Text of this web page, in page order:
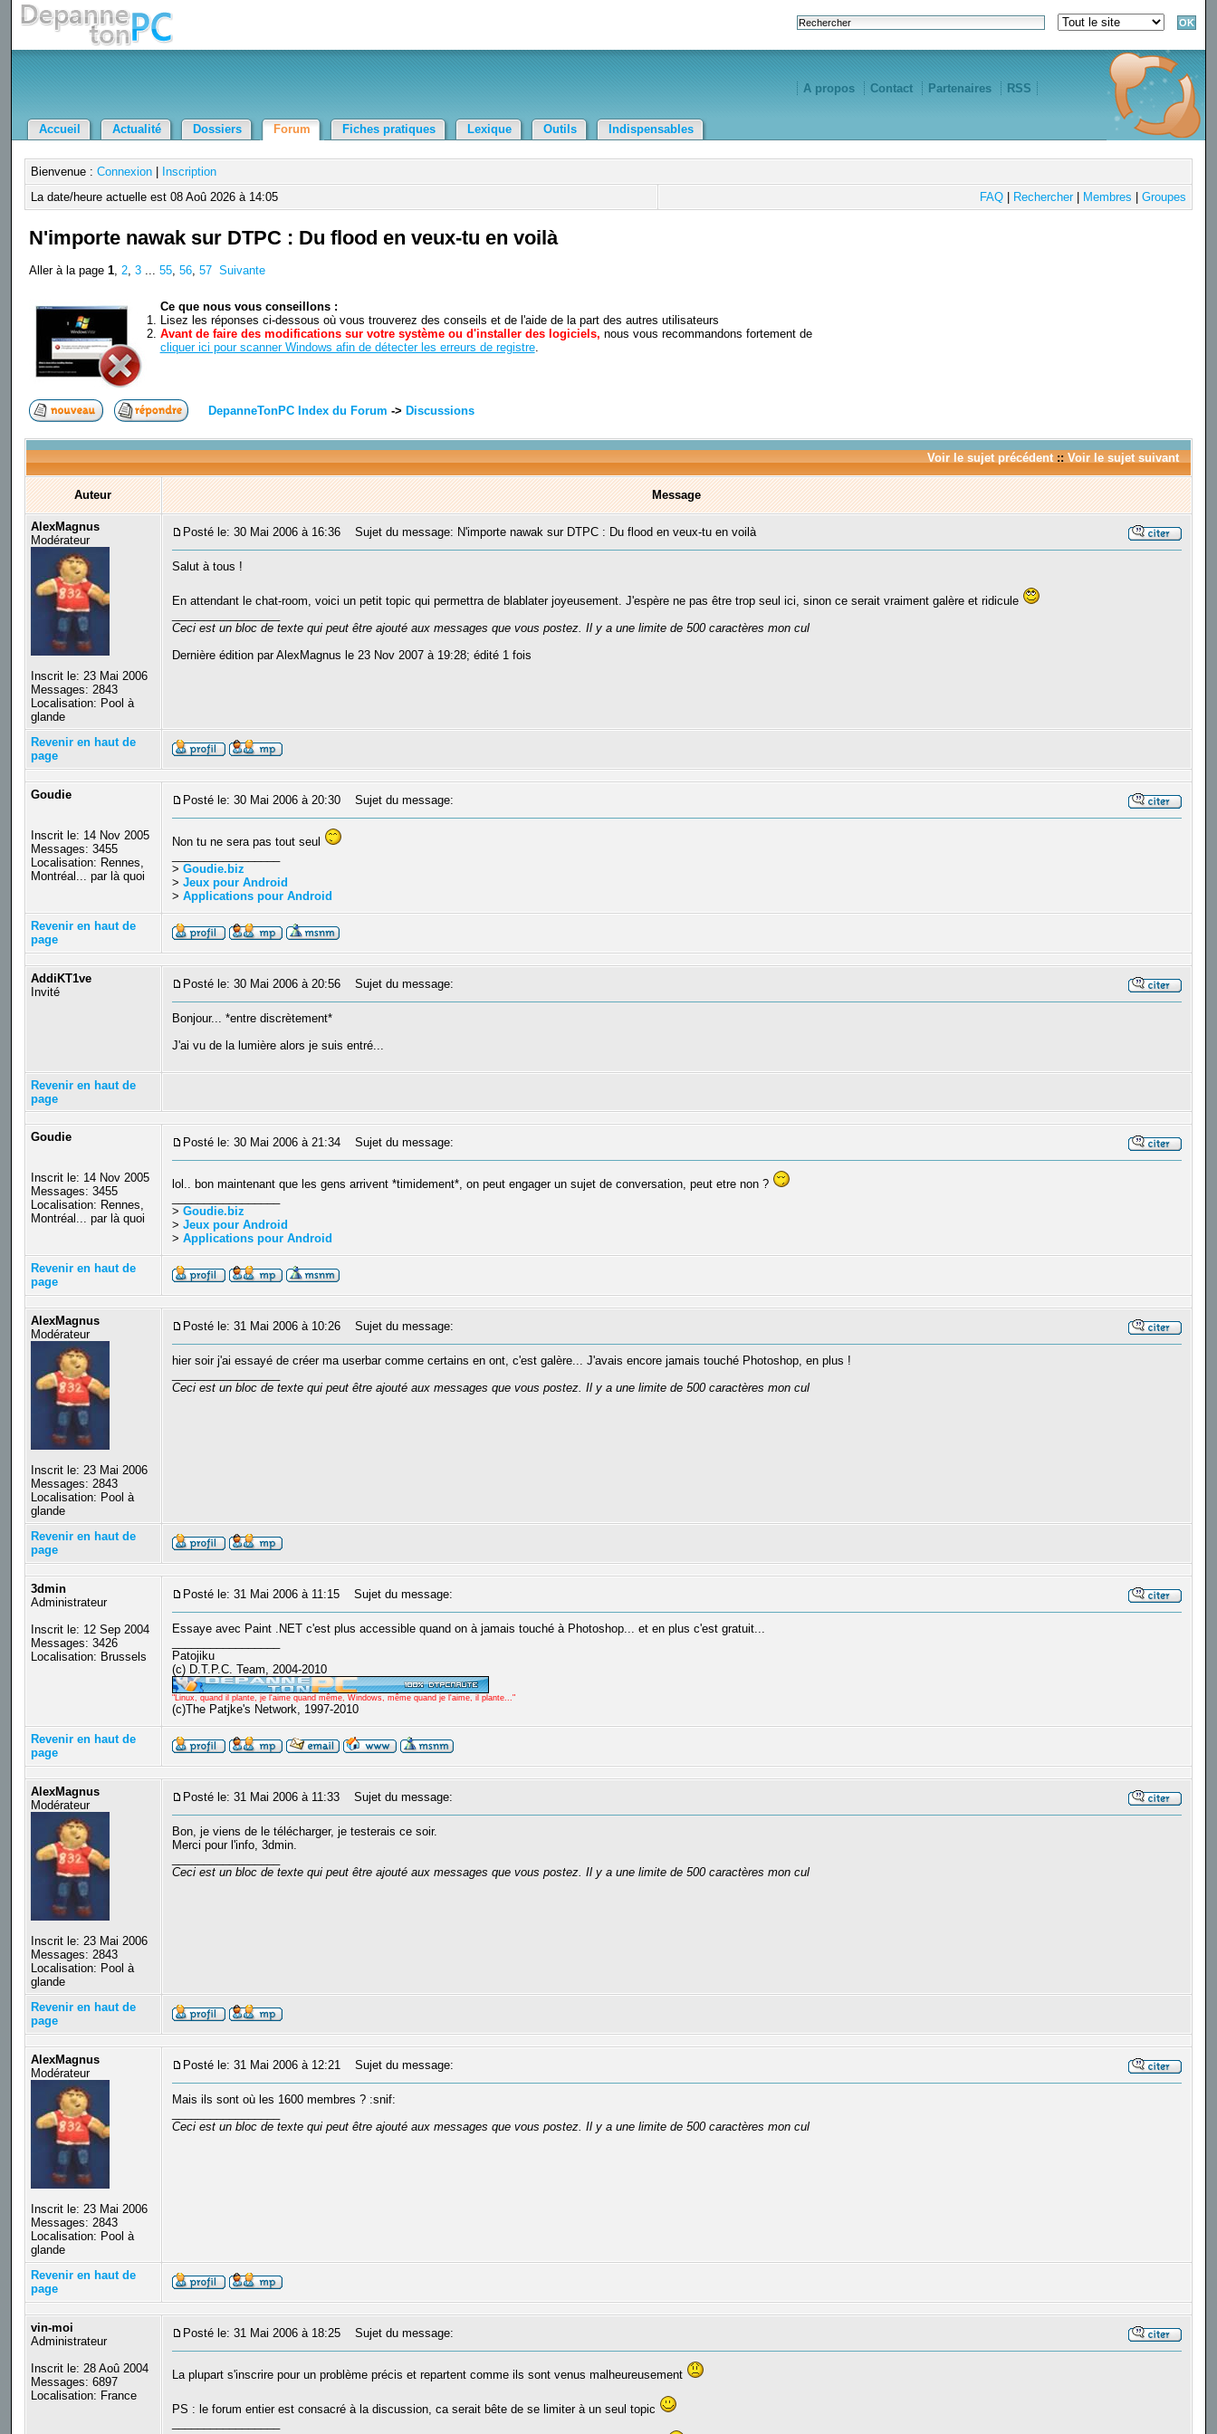
A propos Contact Partenaires RSS
Accueil Actualité Dossiers Forum Fiches pratiques Lexique Outils Indispensables
Bienvenue : Connexion|
Inscription
La date/heure actuelle est 08 Aoû 2026 à 14:05
FAQ| Rechercher| Membres Groupes
N'importe nawak sur DTPC : Du flood en veux-tu en voilà
Aller à la page 1, 2, 3... 55, 56, 57 Suivante
Ce que nous vous conseillons :
Lisez les réponses ci-dessous où vous trouverez des conseils et de l'aide de la part des autres utilisateurs
Avant de faire des modifications sur votre système ou d'installer des logiciels, nous vous recommandons fortement de
cliquer ici pour scanner Windows afin de détecter les erreurs de registre.
DepanneTonPC Index du Forum -> Discussions
Voir le sujet précédent:: Voir le sujet suivant
Auteur Message
AlexMagnus
Modérateur
Inscrit le: 23 Mai 2006
Messages: 2843
Localisation: Pool à
glande
Posté le: 30 Mai 2006 à 16:36 Sujet du message: N'importe nawak sur DTPC : Du flood en veux-tu en voilà
Salut à tous !
En attendant le chat-room, voici un petit topic qui permettra de blablater joyeusement. J'espère ne pas être trop seul ici, sinon ce serait vraiment galère et ridicule
Ceci est un bloc de texte qui peut être ajouté aux messages que vous postez. Il y a une limite de 500 caractères mon cul
Dernière édition par AlexMagnus le 23 Nov 2007 à 19:28; édité 1 fois
Revenir en haut de
page
Goudie
Inscrit le: 14 Nov 2005
Messages: 3455
Localisation: Rennes,
Montréal... par là quoi
Posté le: 30 Mai 2006 à 20:30 Sujet du message:
Non tu ne sera pas tout seul
> Goudie.biz
> Jeux pour Android
> Applications pour Android
Revenir en haut de
page
AddiKT1ve
Invité
Posté le: 30 Mai 2006 à 20:56 Sujet du message:
Bonjour... *entre discrètement*
J'ai vu de la lumière alors je suis entré...
Revenir en haut de
page
Goudie
Inscrit le: 14 Nov 2005
Messages: 3455
Localisation: Rennes,
Montréal... par là quoi
Posté le: 30 Mai 2006 à 21:34 Sujet du message:
lol.. bon maintenant que les gens arrivent *timidement*, on peut engager un sujet de conversation, peut etre non ?
> Goudie.biz
> Jeux pour Android
> Applications pour Android
Revenir en haut de
page
AlexMagnus
Modérateur
Inscrit le: 23 Mai 2006
Messages: 2843
Localisation: Pool à
glande
Posté le: 31 Mai 2006 à 10:26 Sujet du message:
hier soir j'ai essayé de créer ma userbar comme certains en ont, c'est galère... J'avais encore jamais touché Photoshop, en plus !
Ceci est un bloc de texte qui peut être ajouté aux messages que vous postez. Il y a une limite de 500 caractères mon cul
Revenir en haut de
page
3dmin
Administrateur
Inscrit le: 12 Sep 2004
Messages: 3426
Localisation: Brussels
Posté le: 31 Mai 2006 à 11:15 Sujet du message:
Essaye avec Paint .NET c'est plus accessible quand on à jamais touché à Photoshop... et en plus c'est gratuit...
Patojiku
(c) D.T.P.C. Team, 2004-2010
"Linux, quand il plante, je l'aime quand même, Windows, même quand je l'aime, il plante..."
(c)The Patjke's Network, 1997-2010
Revenir en haut de
page
AlexMagnus
Modérateur
Inscrit le: 23 Mai 2006
Messages: 2843
Localisation: Pool à
glande
Posté le: 31 Mai 2006 à 11:33 Sujet du message:
Bon, je viens de le télécharger, je testerais ce soir.
Merci pour l'info, 3dmin.
Ceci est un bloc de texte qui peut être ajouté aux messages que vous postez. Il y a une limite de 500 caractères mon cul
Revenir en haut de
page
AlexMagnus
Modérateur
Inscrit le: 23 Mai 2006
Messages: 2843
Localisation: Pool à
glande
Posté le: 31 Mai 2006 à 12:21 Sujet du message:
Mais ils sont où les 1600 membres ? :snif:
Ceci est un bloc de texte qui peut être ajouté aux messages que vous postez. Il y a une limite de 500 caractères mon cul
Revenir en haut de
page
vin-moi
Administrateur
Inscrit le: 28 Aoû 2004
Messages: 6897
Localisation: France
Posté le: 31 Mai 2006 à 18:25 Sujet du message:
La plupart s'inscrire pour un problème précis et repartent comme ils sont venus malheureusement
PS : le forum entier est consacré à la discussion, ca serait bête de se limiter à un seul topic